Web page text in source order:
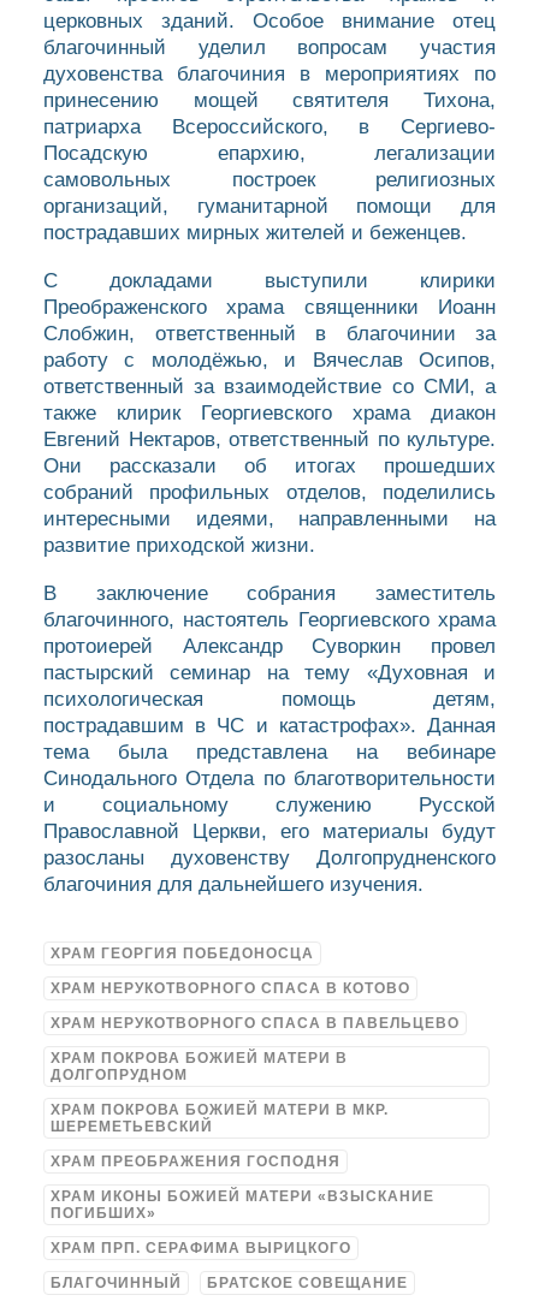
церковных зданий. Особое внимание отец
благочинный уделил вопросам участия
духовенства благочиния в мероприятиях по
принесению мощей святителя Тихона,
патриарха Всероссийского, в Сергиево-
Посадскую епархию, легализации
самовольных построек религиозных
организаций, гуманитарной помощи для
пострадавших мирных жителей и беженцев.
С докладами выступили клирики
Преображенского храма священники Иоанн
Слобжин, ответственный в благочинии за
работу с молодёжью, и Вячеслав Осипов,
ответственный за взаимодействие со СМИ, а
также клирик Георгиевского храма диакон
Евгений Нектаров, ответственный по культуре.
Они рассказали об итогах прошедших
собраний профильных отделов, поделились
интересными идеями, направленными на
развитие приходской жизни.
В заключение собрания заместитель
благочинного, настоятель Георгиевского храма
протоиерей Александр Суворкин провел
пастырский семинар на тему «Духовная и
психологическая помощь детям,
пострадавшим в ЧС и катастрофах». Данная
тема была представлена на вебинаре
Синодального Отдела по благотворительности
и социальному служению Русской
Православной Церкви, его материалы будут
разосланы духовенству Долгопрудненского
благочиния для дальнейшего изучения.
ХРАМ ГЕОРГИЯ ПОБЕДОНОСЦА
ХРАМ НЕРУКОТВОРНОГО СПАСА В КОТОВО
ХРАМ НЕРУКОТВОРНОГО СПАСА В ПАВЕЛЬЦЕВО
ХРАМ ПОКРОВА БОЖИЕЙ МАТЕРИ В
ДОЛГОПРУДНОМ
ХРАМ ПОКРОВА БОЖИЕЙ МАТЕРИ В МКР.
ШЕРЕМЕТЬЕВСКИЙ
ХРАМ ПРЕОБРАЖЕНИЯ ГОСПОДНЯ
ХРАМ ИКОНЫ БОЖИЕЙ МАТЕРИ «ВЗЫСКАНИЕ
ПОГИБШИХ»
ХРАМ ПРП. СЕРАФИМА ВЫРИЦКОГО
БЛАГОЧИННЫЙ БРАТСКОЕ СОВЕЩАНИЕ